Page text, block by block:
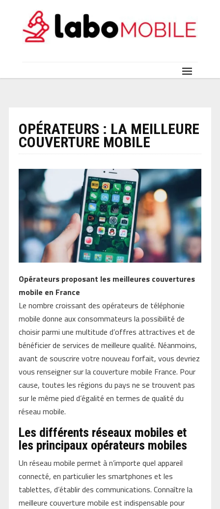
OPÉRATEURS : LA MEILLEURE
COUVERTURE MOBILE
Opérateurs proposant les meilleures couvertures
mobile en France
Le nombre croissant des opérateurs de téléphonie
mobile donne aux consommateurs la possibilité de
choisir parmi une multitude d’offres attractives et de
bénéficier de services de meilleure qualité. Néanmoins,
avant de souscrire votre nouveau forfait, vous devriez
vous renseigner sur la couverture mobile France. Pour
cause, toutes les régions du pays ne se trouvent pas
sur le même pied d’égalité en termes de qualité du
réseau mobile.
Les différents réseaux mobiles et
les principaux opérateurs mobiles
Un réseau mobile permet à n’importe quel appareil
connecté, en particulier les smartphones et les
tablettes, d’établir des communications. Connaître la
meilleure couverture mobile est indispensable pour